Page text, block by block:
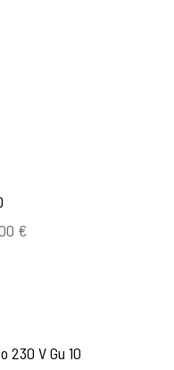
€Hintaluokka:
230 V Gu 10